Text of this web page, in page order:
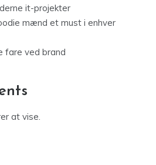
it-projekter
mænd et must i enhver
fare ved brand
at vise.